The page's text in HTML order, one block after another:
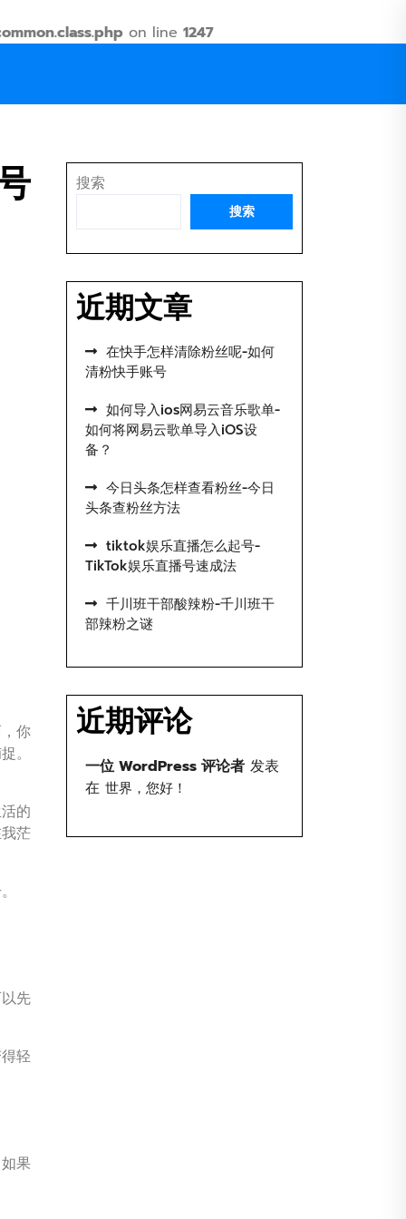
on line 1247
你
。
的
茫
先
轻
果
搜索
搜索
近期文章
在快手怎样清除粉丝呢-如何
清粉快手账号
如何导入ios网易云音乐歌单-
如何将网易云歌单导入iOS设
备？
今日头条怎样查看粉丝-今日
头条查粉丝方法
tiktok娱乐直播怎么起号-
TikTok娱乐直播号速成法
千川班干部酸辣粉-千川班干
部辣粉之谜
近期评论
一位 WordPress 评论者 发表
在 世界，您好！